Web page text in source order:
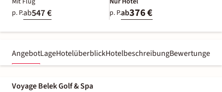
p. P.ab547 €
p. P.ab376 €
AngebotLageHotelüberblickHotelbeschreibungBewertungen
Voyage Belek Golf & Spa